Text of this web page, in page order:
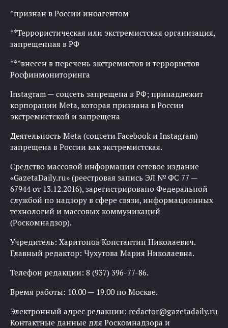
*признан в России иноагентом
**Террористическая или экстремистская организация,
запрещенная в РФ
***внесен в перечень экстремистов и террористов
Росфинмониторинга
Instagram — соцсеть запрещена в РФ; принадлежит
корпорации Meta, которая признана в России
экстремистской и запрещена
Деятельность Meta (соцсети Facebook и Instagram)
запрещена в России как экстремистская.
Средство массовой информации сетевое издание
«GazetaDaily.ru» (реестровая запись ЭЛ № ФС 77 —
67944 от 13.12.2016), зарегистрировано Федеральной
службой по надзору в сфере связи, информационных
технологий и массовых коммуникаций
(Роскомнадзор).
Учредитель: Харитонов Константин Николаевич.
Главный редактор: Чухутова Мария Николаевна.
Телефон редакции: 8 (937) 396-77-86.
Время работы: 10.00 — 19.00 по Москве.
Электронный адрес редакции: redactor@gazetadaily.ru
Контактные данные для Роскомнадзора и